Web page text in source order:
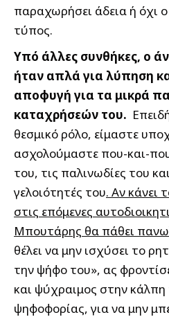
παραχωρήσει άδεια ή όχι
τύπος.
Υπό άλλες συνθήκες, ο
ήταν απλά για λύπηση
αποφυγή για τα μικρά
καταχρήσεών του.
θεσμικό ρόλο, είμαστε
ασχολούμαστε που-και-
του, τις παλινωδίες του
γελοιότητές του. Αν κάνει
στις επόμενες
Μπουτάρης θα πάθει
θέλει να μην ισχύσει το
την ψήφο του», ας
και ψύχραιμος στην κάλπη
ψηφοφορίας, για να μην